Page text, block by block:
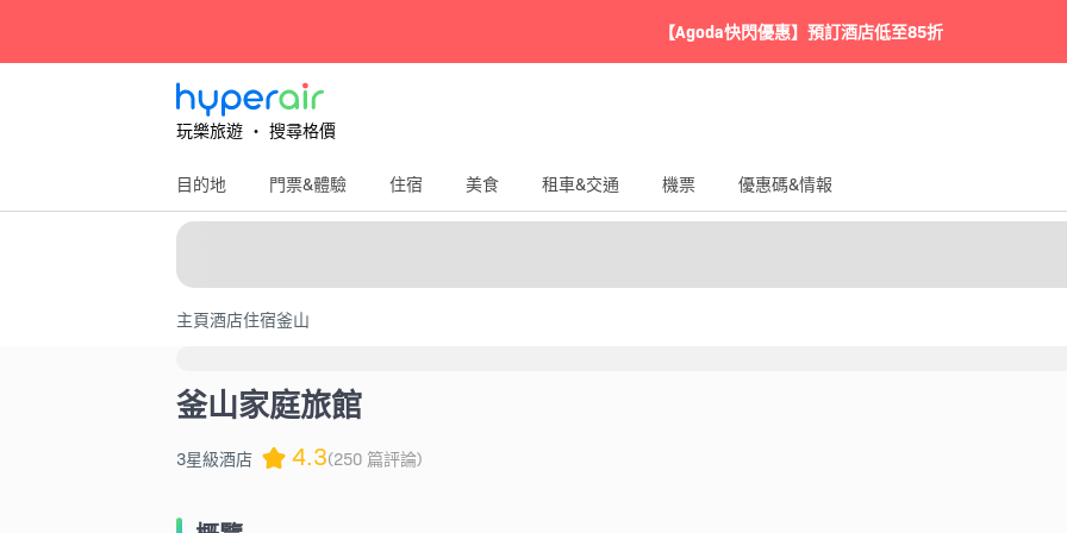
【Agoda快閃優惠】預訂酒店低至85折
玩樂旅遊 ‧ 搜尋格價
目的地 門票&體驗 住宿 美食 租車&交通 機票 優惠碼&情報
主頁酒店住宿釜山
釜山家庭旅館
3星級酒店 4.3(250 篇評論)